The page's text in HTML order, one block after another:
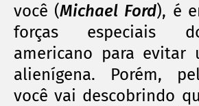
você (Michael Ford), é
forças especiais
americano para evitar
alienígena. Porém,
você vai descobrindo